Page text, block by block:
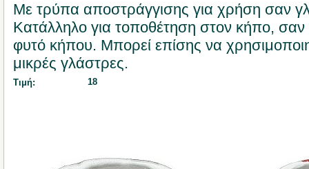
Με τρύπα αποστράγγισης για χρήση σαν
Κατάλληλο για τοποθέτηση στον κήπο,
φυτό κήπου. Μπορεί επίσης να
μικρές γλάστρες.
Τιμή: 18